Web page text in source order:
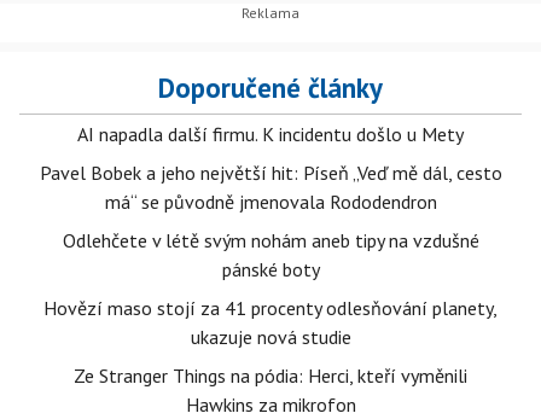
Doporučené články
AI napadla další firmu. K incidentu došlo u Mety
Pavel Bobek a jeho největší hit: Píseň „Veď mě dál, cesto
má“ se původně jmenovala Rododendron
Odlehčete v létě svým nohám aneb tipy na vzdušné
pánské boty
Hovězí maso stojí za 41 procenty odlesňování planety,
ukazuje nová studie
Ze Stranger Things na pódia: Herci, kteří vyměnili
Hawkins za mikrofon